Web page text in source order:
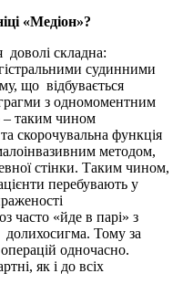
«Медіон»?
складна:
судинними
що відбувається
з одномоментним
– таким чином
скорочувальна функція
методом,
стінки. Таким чином,
перебувають у
часто «йде в парі» з
Тому за
одночасно.
як і до всіх